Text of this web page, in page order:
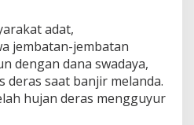
adat,
jembatan-jembatan
dengan dana swadaya,
deras saat banjir melanda.
hujan deras mengguyur